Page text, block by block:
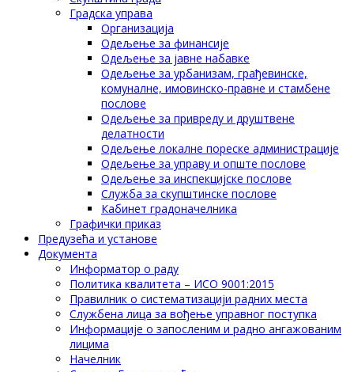
Градска управа
Организација
Одељење за финансије
Одељење за јавне набавке
Одељење за урбанизам, грађевинске,
комуналне, имовинско-правне и стамбене
послове
Одељење за привреду и друштвене
делатности
Одељење локалне пореске администрације
Одељење за управу и опште послове
Одељење за инспекцијске послове
Служба за скупштинске послове
Кабинет градоначелника
Графички приказ
Предузећа и установе
Документа
Информатор о раду
Политика квалитета – ИСО 9001:2015
Правилник о систематизацији радних места
Службена лица за вођење управног поступка
Информације о запосленим и радно ангажованим
лицима
Начелник